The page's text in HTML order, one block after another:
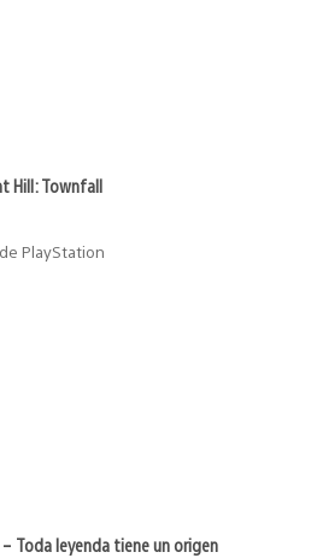
Hill: Townfall
PlayStation
Toda leyenda tiene un origen